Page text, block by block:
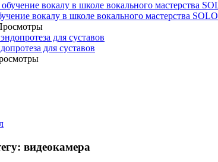
вокалу в школе вокального мастерства SOLO
для суставов
видеокамера